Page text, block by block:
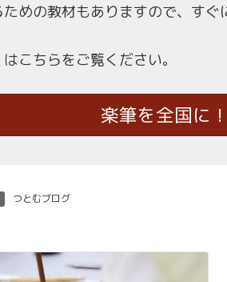
ための教材もありますので、す
こちらをご覧ください。
楽筆を全国に
つとむブログ